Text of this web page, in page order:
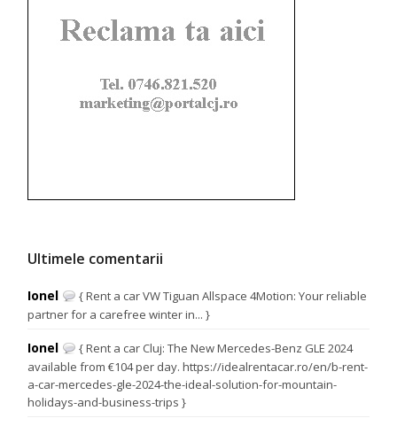
Ultimele comentarii
Ionel
{ Rent a car VW Tiguan Allspace 4Motion: Your reliable
partner for a carefree winter in... }
Ionel
{ Rent a car Cluj: The New Mercedes-Benz GLE 2024
available from €104 per day. https://idealrentacar.ro/en/b-rent-
a-car-mercedes-gle-2024-the-ideal-solution-for-mountain-
holidays-and-business-trips }